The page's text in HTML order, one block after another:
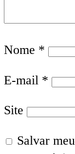
Nome *
E-mail *
Site
Salvar